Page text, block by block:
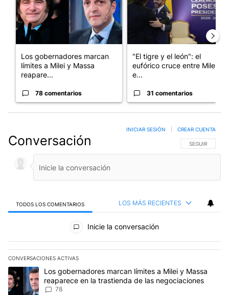
Los gobernadores marcan
límites a Milei y Massa
reapare...
78 comentarios
"El tigre y el león": el
eufórico cruce entre Milei y
e...
31 comentarios
Conversación SIGA ESTA
SEGUIR
INICIAR SESIÓN CREAR CUENTA
TODOS LOS COMENTARIOS LOS MÁS RECIENTES
Todos los comentarios
Inicie la conversación
CONVERSACIONES ACTIVAS
Este listado muestra los artículos con más comentarios en los
Un artículo de tendencia con el título "Los gobernadores marcan
Los gobernadores marcan límites a Milei y Massa
reaparece en la trastienda de las negociaciones
78